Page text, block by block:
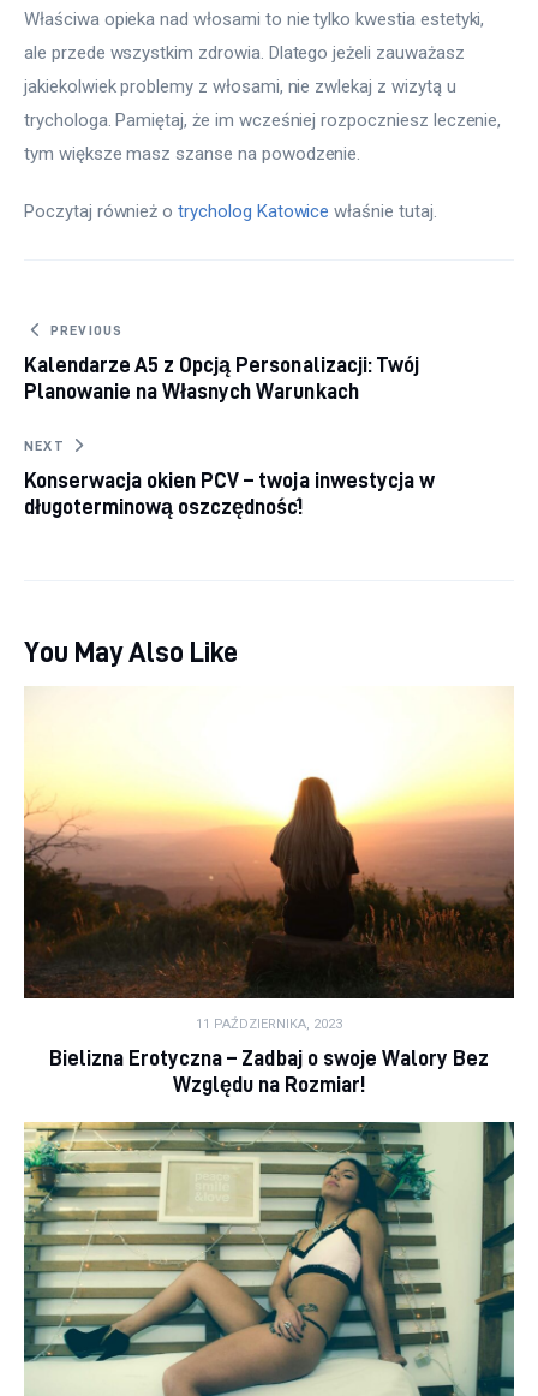
Właściwa opieka nad włosami to nie tylko kwestia estetyki,
ale przede wszystkim zdrowia. Dlatego jeżeli zauważasz
jakiekolwiek problemy z włosami, nie zwlekaj z wizytą u
trychologa. Pamiętaj, że im wcześniej rozpoczniesz leczenie,
tym większe masz szanse na powodzenie.
Poczytaj również o trycholog Katowice właśnie tutaj.
Nawigacja wpisu
PREVIOUS
Kalendarze A5 z Opcją Personalizacji: Twój
Planowanie na Własnych Warunkach
NEXT
Konserwacja okien PCV – twoja inwestycja w
długoterminową oszczędność!
You May Also Like
11 PAŹDZIERNIKA, 2023
Bielizna Erotyczna – Zadbaj o swoje Walory Bez
Względu na Rozmiar!